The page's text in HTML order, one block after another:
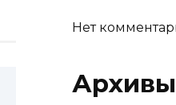
Нет
Архивы